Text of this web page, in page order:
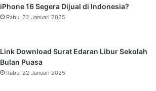
iPhone 16 Segera Dijual di Indonesia?
Rabu, 22 Januari 2025
Link Download Surat Edaran Libur Sekolah
Bulan Puasa
Rabu, 22 Januari 2025